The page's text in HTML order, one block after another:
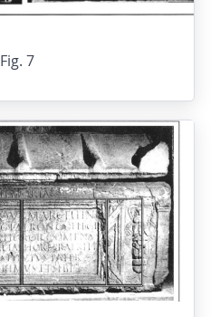
Fig. 7